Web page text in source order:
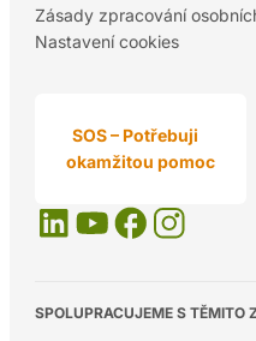
Zásady zpracování
Nastavení cookies
SOS – Potřebuji
okamžitou pomoc
SPOLUPRACUJEME S TĚMITO